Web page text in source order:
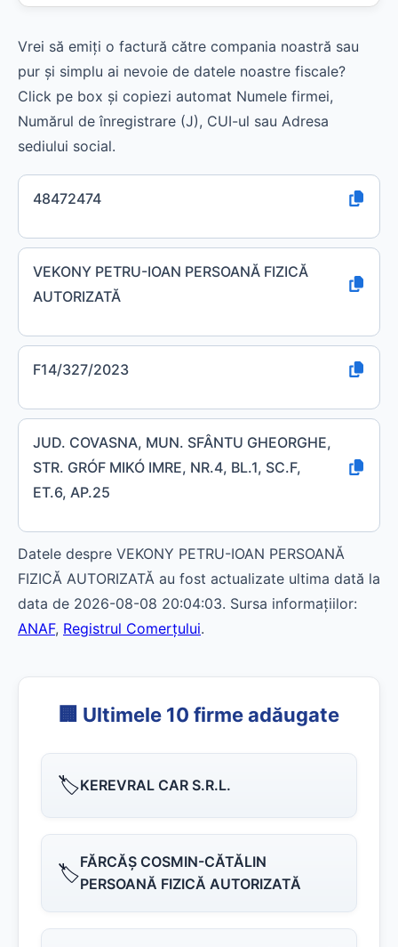
Vrei să emiți o factură către compania noastră sau
pur și simplu ai nevoie de datele noastre fiscale?
Click pe box și copiezi automat Numele firmei,
Numărul de înregistrare (J), CUI-ul sau Adresa
sediului social.
48472474
VEKONY PETRU-IOAN PERSOANĂ FIZICĂ
AUTORIZATĂ
F14/327/2023
JUD. COVASNA, MUN. SFÂNTU GHEORGHE,
STR. GRÓF MIKÓ IMRE, NR.4, BL.1, SC.F,
ET.6, AP.25
Datele despre VEKONY PETRU-IOAN PERSOANĂ
FIZICĂ AUTORIZATĂ au fost actualizate ultima dată la
data de 2026-08-08 20:04:03. Sursa informațiilor:
ANAF, Registrul Comerțului.
🏢 Ultimele 10 firme adăugate
🏷️KEREVRAL CAR S.R.L.
🏷️FĂRCĂŞ COSMIN-CĂTĂLIN
PERSOANĂ FIZICĂ AUTORIZATĂ